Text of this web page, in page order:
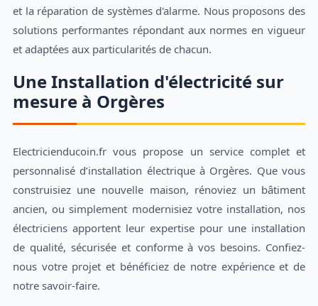
et la réparation de systèmes d'alarme. Nous proposons des
solutions performantes répondant aux normes en vigueur
et adaptées aux particularités de chacun.
Une Installation d'électricité sur
mesure à Orgères
Electricienducoin.fr vous propose un service complet et
personnalisé d’installation électrique à Orgères. Que vous
construisiez une nouvelle maison, rénoviez un bâtiment
ancien, ou simplement modernisiez votre installation, nos
électriciens apportent leur expertise pour une installation
de qualité, sécurisée et conforme à vos besoins. Confiez-
nous votre projet et bénéficiez de notre expérience et de
notre savoir-faire.